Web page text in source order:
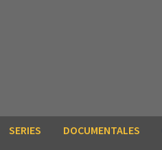
SERIES DOCUMENTALES